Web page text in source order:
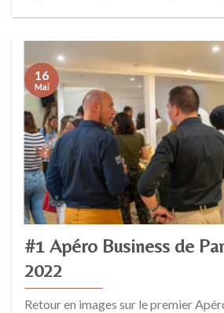
#1 Apéro Business de
2022
Retour en images sur le premier
16
Mai